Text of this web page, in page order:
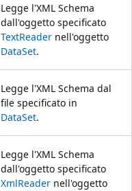
Legge l'XML Schema
dall'oggetto specificato
TextReader nell'oggetto
DataSet.
Legge l'XML Schema dal
file specificato in
DataSet.
Legge l'XML Schema
dall'oggetto specificato
XmlReader nell'oggetto